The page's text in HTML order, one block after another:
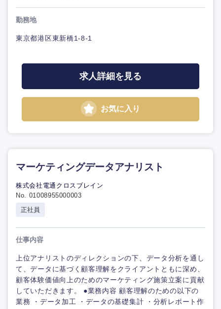
勤務地
東京都港区東新橋1-8-1
求人詳細を見る
お気に入り
マーケティングデータアナリスト
株式会社電通クロスブレイン
No. 01008955000003
正社員
仕事内容
上位アナリストのディレクションの下、データ分析を通し
て、データに基づく顧客理解をクライアントともに深め、
顧客体験価値向上のためのマーケティング施策立案に貢献
していただきます。 ●業務内容 顧客理解のための以下の
業務 ・データ加工 ・データの基礎集計 ・分析レポート作